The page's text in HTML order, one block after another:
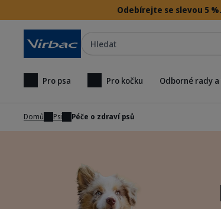
Odebírejte se slevou 5
Pro psa Pro kočku Odborné rady
Domů Psi Péče o zdraví psů